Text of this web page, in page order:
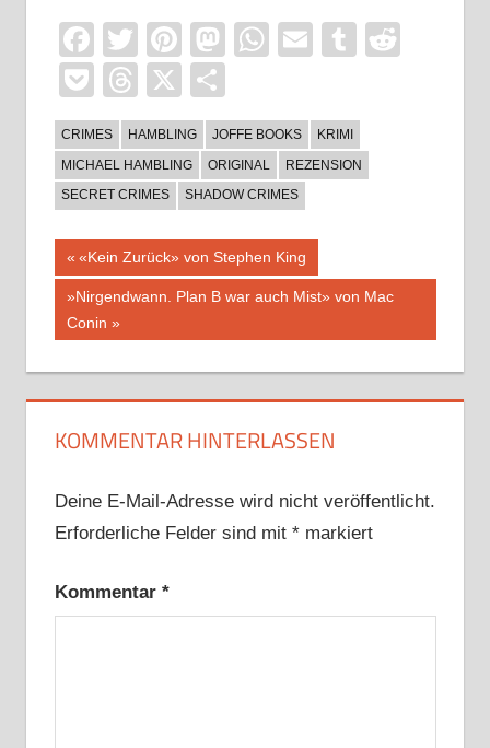
Facebook
TwitterPinterest
Mastodon
WhatsApp
EmailTumblr
PocketThreads
X
CRIMES HAMBLING JOFFE BOOKS
KRIMI
MICHAEL HAMBLING
ORIGINAL
REZENSION
SECRET CRIMES
SHADOW CRIMES
Beitragsnavigation
Vorheriger
Beitrag:
«Kein Zurück» von Stephen King
Nächster
Beitrag:
»Nirgendwann. Plan B war auch Mist» von Mac
Conin
KOMMENTAR HINTERLASSEN
Deine E-Mail-Adresse wird nicht veröffentlicht.
Erforderliche Felder sind mit *markiert
Kommentar *